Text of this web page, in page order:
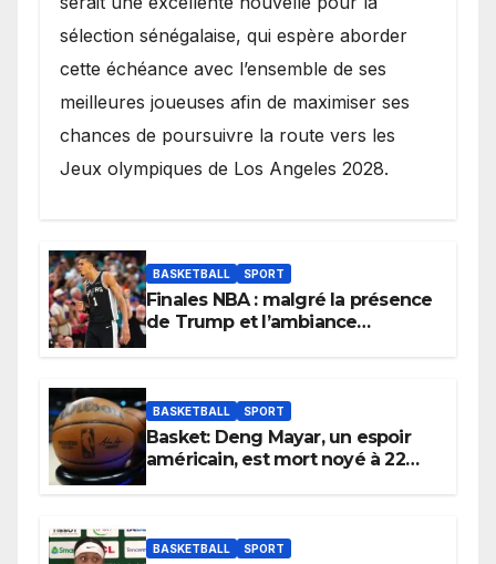
sélection sénégalaise, qui espère aborder
cette échéance avec l’ensemble de ses
meilleures joueuses afin de maximiser ses
chances de poursuivre la route vers les
Jeux olympiques de Los Angeles 2028.
BASKETBALL SPORT
Finales NBA : malgré la présence
de Trump et l’ambiance
BASKETBALL SPORT
Basket: Deng Mayar, un espoir
américain, est mort noyé à 22
BASKETBALL SPORT